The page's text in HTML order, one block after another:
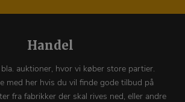
Handel
auktioner, hvor vi køber store partier.
med her hvis du vil finde gode tilbud på
fra fabrikker der skal rives ned, eller andre